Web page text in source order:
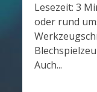
Lesezeit: 3
oder rund
Auch...